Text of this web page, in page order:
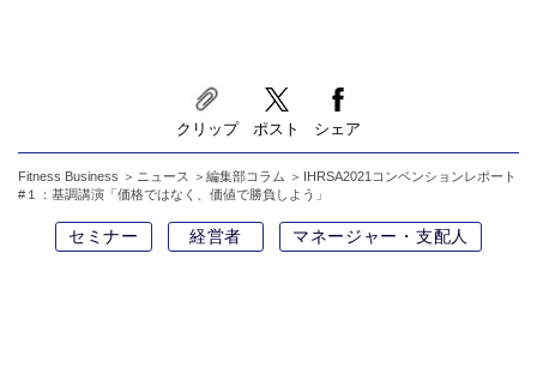
クリップ ポスト シェア
Fitness Business ニュース 編集部コラム
IHRSA2021コンベンションレポート
#１：基調講演「価格ではなく、価値で勝負しよう」
セミナー 経営者 マネージャー・支配人